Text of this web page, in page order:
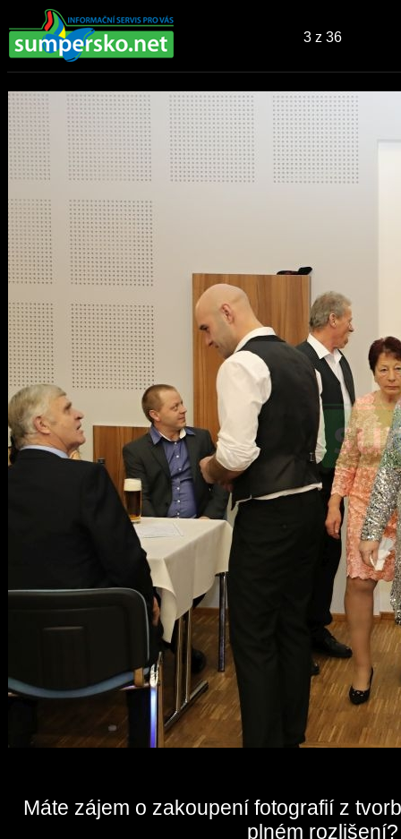
3z 36
Máte zájem o zakoupení fotografií z
plném rozlišení?